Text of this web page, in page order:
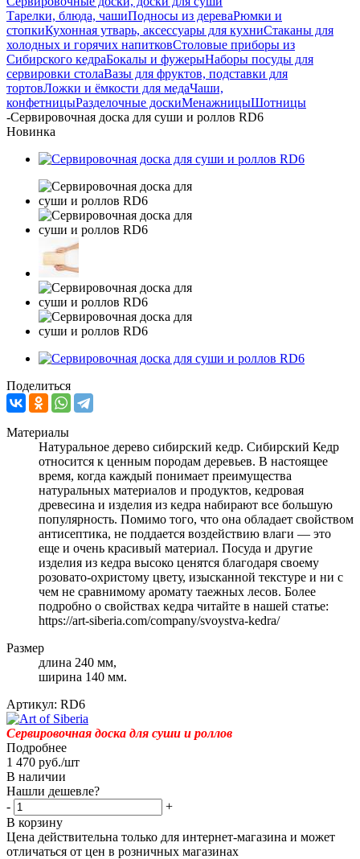
Тарелки, блюда, чашиПодносы из дереваРюмки и
стопкиКухонная утварь, аксессуары для кухниСтаканы для
холодных и горячих напитковСтоловые приборы из
Сибирского кедраБокалы и фужерыНаборы посуды для
сервировки столаВазы для фруктов, подставки для
тортовЛожки и ёмкости для медаЧаши,
конфетницыРазделочные доскиМенажницыШотницы
-Сервировочная доска для суши и роллов RD6
Новинка
Поделиться
Материалы
Натуральное дерево сибирский кедр. Сибирский Кедр
относится к ценным породам деревьев. В настоящее
время, когда каждый понимает преимущества
натуральных материалов и продуктов, кедровая
древесина и изделия из кедра набирают все большую
популярность. Помимо того, что она обладает свойством
антисептика, не поддается воздействию влаги — это
еще и очень красивый материал. Посуда и другие
изделия из кедра высоко ценятся благодаря своему
розовато-охристому цвету, изысканной текстуре и ни с
чем не сравнимому аромату таежных лесов. Более
подробно о свойствах кедра читайте в нашей статье:
https://art-siberia.com/company/svoystva-kedra/
Размер
длина 240 мм,
ширина 140 мм.
Артикул: RD6
Сервировочная доска для суши и роллов
Подробнее
1 470 руб./шт
В наличии
Нашли дешевле?
-
+
В корзину
Цена действительна только для интернет-магазина и может
отличаться от цен в розничных магазинах